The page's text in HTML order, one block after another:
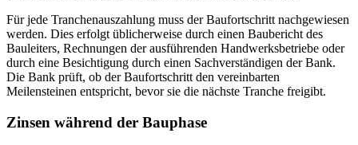
Für jede Tranchenauszahlung muss der Baufortschritt nachgewiesen
werden. Dies erfolgt üblicherweise durch einen Baubericht des
Bauleiters, Rechnungen der ausführenden Handwerksbetriebe oder
durch eine Besichtigung durch einen Sachverständigen der Bank.
Die Bank prüft, ob der Baufortschritt den vereinbarten
Meilensteinen entspricht, bevor sie die nächste Tranche freigibt.
Zinsen während der Bauphase